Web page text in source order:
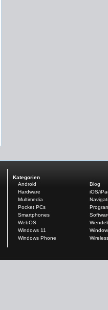
Kategorien
Android
Blog
Hardware
iOS/
Multimedia
Pocket PCs
Smartphones
WebOS
Windows 11
Windows Phone